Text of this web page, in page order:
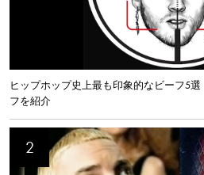
ヒップホップ史上最も印象的なビーフ5
フを紹介